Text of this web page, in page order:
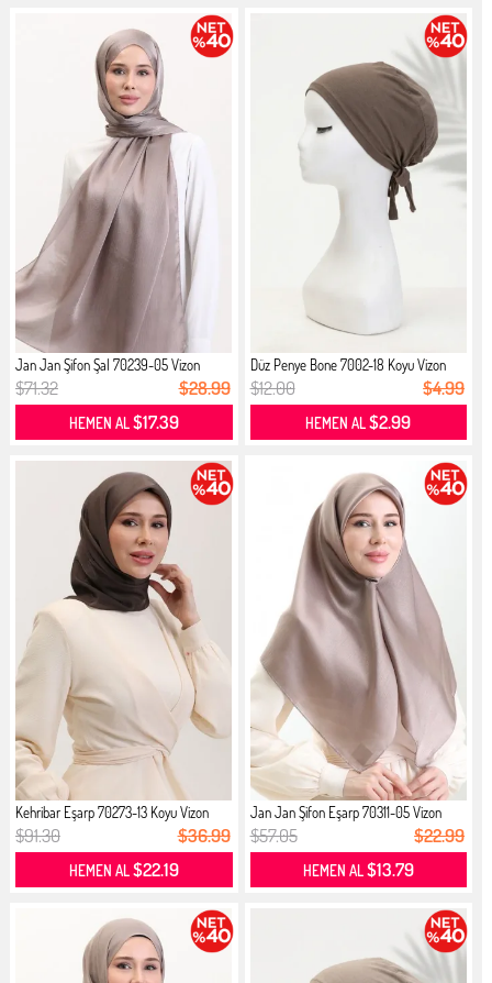
Jan Jan Şifon Şal 70239-05 Vizon
$71.32 $28.99
HEMEN AL$17.39
Düz Penye Bone 7002-18 Koyu Vizon
$12.00 $4.99
HEMEN AL$2.99
Kehribar Eşarp 70273-13 Koyu Vizon
$91.30 $36.99
HEMEN AL$22.19
Jan Jan Şifon Eşarp 70311-05 Vizon
$57.05 $22.99
HEMEN AL$13.79